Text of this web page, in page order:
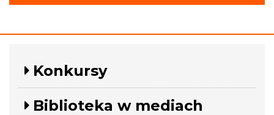
Konkursy
Biblioteka w mediach